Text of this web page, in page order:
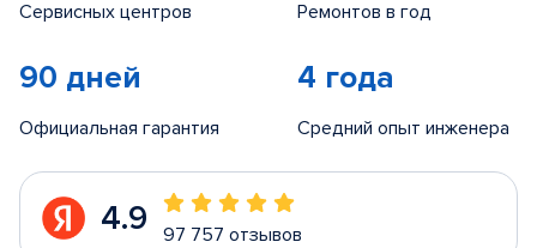
Сервисных центров Ремонтов в год
90 дней
Официальная гарантия
4 года
Средний опыт инженера
4.9 97 757 отзывов